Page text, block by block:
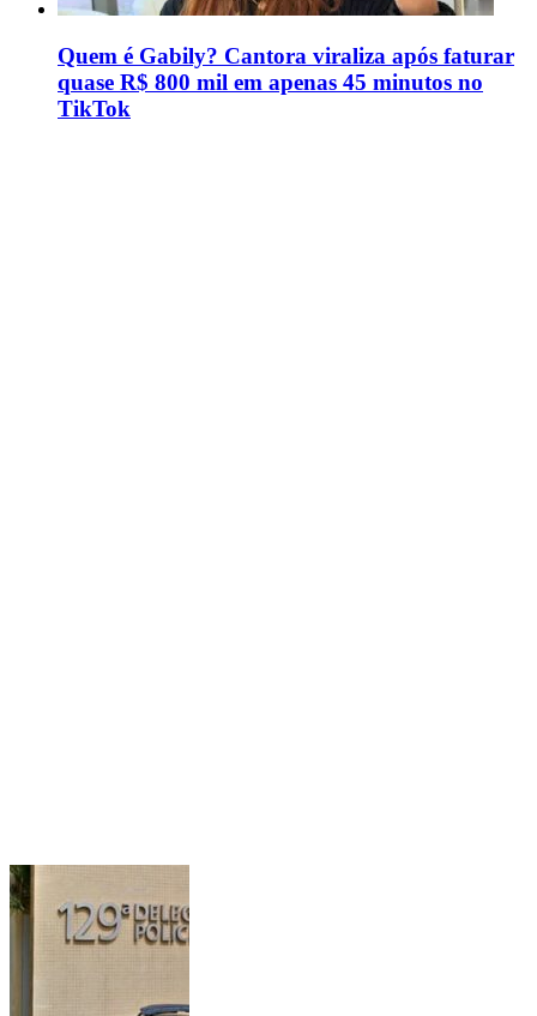
Quem é Gabily? Cantora viraliza após faturar
quase R$ 800 mil em apenas 45 minutos no
TikTok